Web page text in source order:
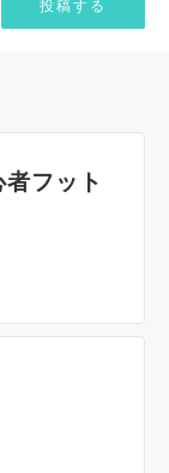
フット